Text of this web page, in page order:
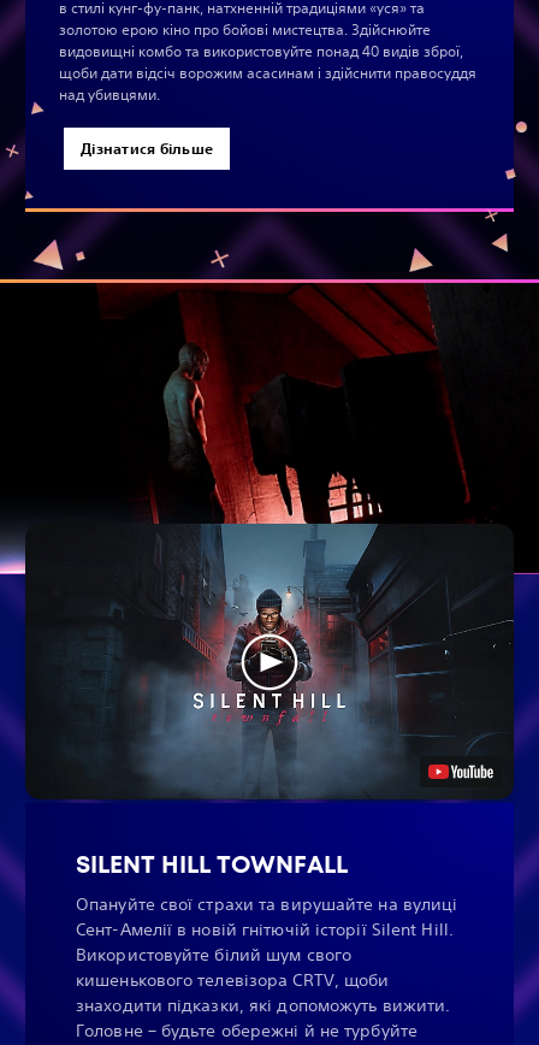
в стилі кунг-фу-панк, натхненній традиціями «уся» та
золотою ерою кіно про бойові мистецтва. Здійснюйте
видовищні комбо та використовуйте понад 40 видів зброї,
щоби дати відсіч ворожим асасинам і здійснити правосуддя
над убивцями.
Дізнатися більше
SILENT HILL TOWNFALL
Опануйте свої страхи та вирушайте на вулиці
Сент-Амелії в новій гнітючій історії Silent Hill.
Використовуйте білий шум свого
кишенькового телевізора CRTV, щоби
знаходити підказки, які допоможуть вижити.
Головне – будьте обережні й не турбуйте